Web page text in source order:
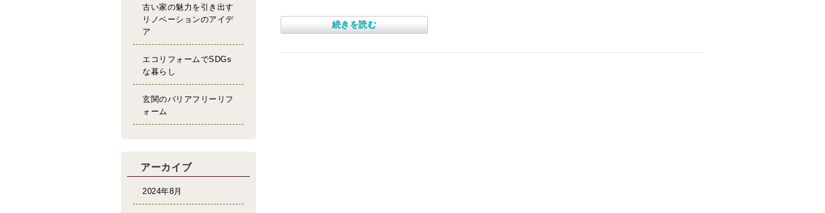
続きを読む
古い家の魅力を引き出す
リノベーションのアイデ
ア
エコリフォームでSDGs
な暮らし
玄関のバリアフリーリフ
ォーム
アーカイブ
2024年8月